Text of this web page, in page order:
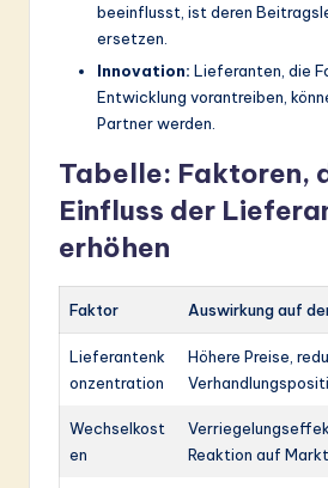
beeinflusst, ist deren
ersetzen.
Innovation: Lieferanten, die
Entwicklung vorantreiben,
Partner werden.
Tabelle: Faktoren,
Einfluss der
erhöhen
Faktor Auswirkung auf
Lieferantenk
onzentration
Höhere Preise,
Wechselkost
en
Reaktion auf